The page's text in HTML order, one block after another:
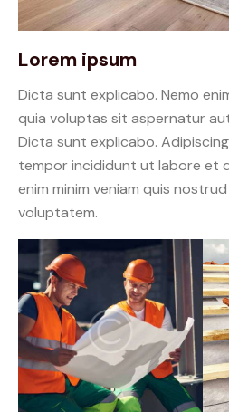
Lorem ipsum
Dicta sunt explicabo. Nemo
quia voluptas sit aspernatur
Dicta sunt explicabo.
tempor incididunt ut labore et
enim minim veniam quis
voluptatem.